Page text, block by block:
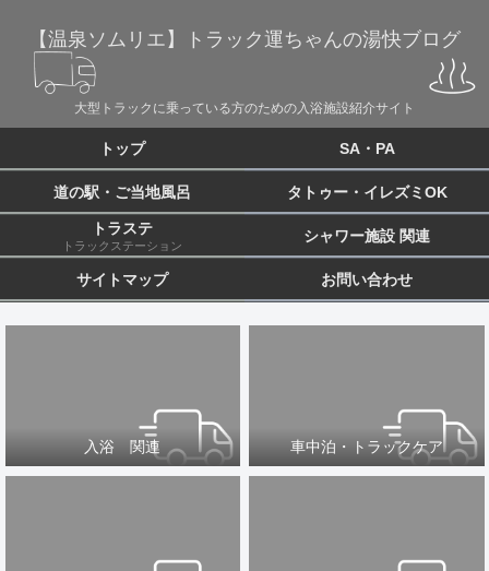
【温泉ソムリエ】トラック運ちゃんの湯快ブログ
大型トラックに乗っている方のための入浴施設紹介サイト
トップ SA・PA
道の駅・ご当地風呂 タトゥー・イレズミOK
トラステ
トラックステーション
シャワー施設 関連
サイトマップ お問い合わせ
入浴 関連 車中泊・トラックケア